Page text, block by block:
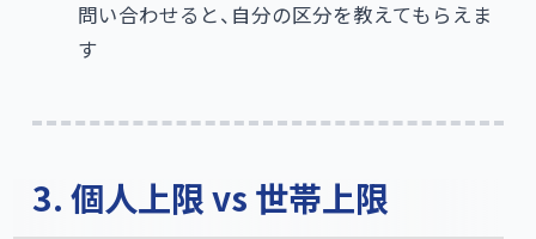
問い合わせると、自分の区分を教えてもらえま
す
3. 個人上限 vs 世帯上限